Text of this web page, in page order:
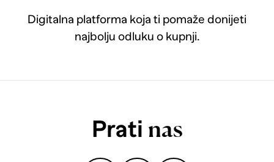
Digitalna platforma koja ti pomaže donijeti
najbolju odluku o kupnji.
Prati nas